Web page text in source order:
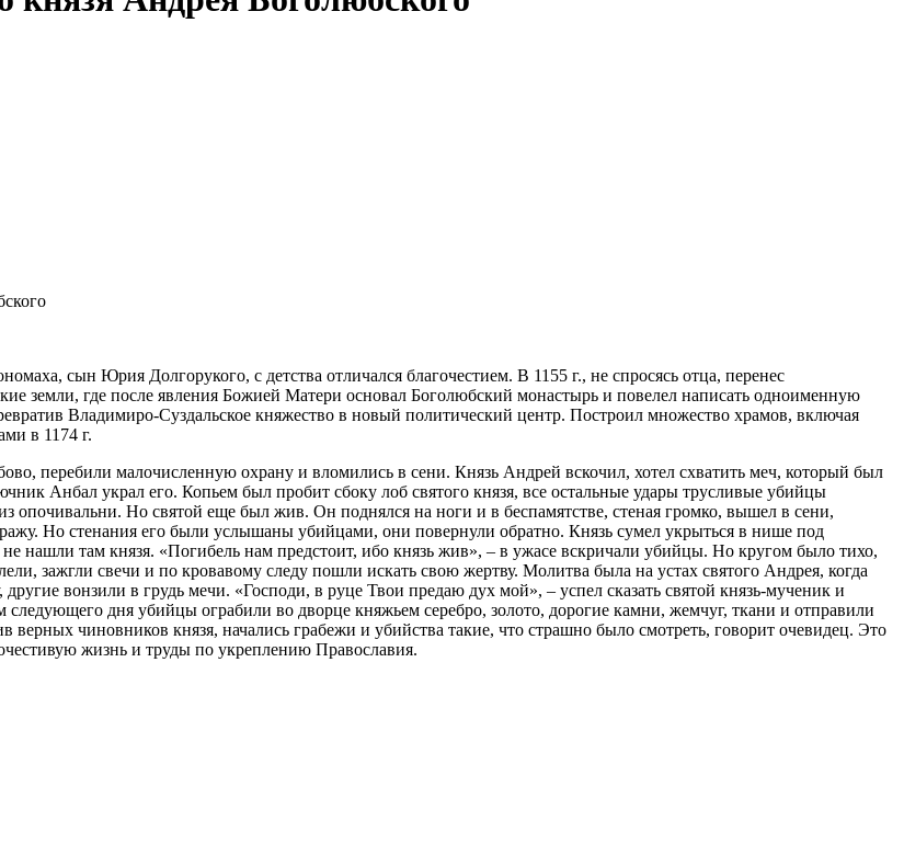
сын Юрия Долгорукого, с детства отличался благочестием. В 1155 г., не спросясь отца, перенес
земли, где после явления Божией Матери основал Боголюбский монастырь и повелел написать одноименную
Владимиро-Суздальское княжество в новый политический центр. Построил множество храмов, включая
в 1174 г.
перебили малочисленную охрану и вломились в сени. Князь Андрей вскочил, хотел схватить меч, который был
Анбал украл его. Копьем был пробит сбоку лоб святого князя, все остальные удары трусливые убийцы
опочивальни. Но святой еще был жив. Он поднялся на ноги и в беспамятстве, стеная громко, вышел в сени,
Но стенания его были услышаны убийцами, они повернули обратно. Князь сумел укрыться в нише под
нашли там князя. «Погибель нам предстоит, ибо князь жив», – в ужасе вскричали убийцы. Но кругом было тихо,
зажгли свечи и по кровавому следу пошли искать свою жертву. Молитва была на устах святого Андрея, когда
вонзили в грудь мечи. «Господи, в руце Твои предаю дух мой», – успел сказать святой князь-мученик и
следующего дня убийцы ограбили во дворце княжьем серебро, золото, дорогие камни, жемчуг, ткани и отправили
верных чиновников князя, начались грабежи и убийства такие, что страшно было смотреть, говорит очевидец. Это
жизнь и труды по укреплению Православия.